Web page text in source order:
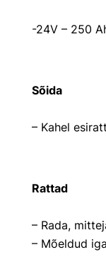
-24V – 250
Sõida
– Kahel
Rattad
– Rada,
– Mõeldud